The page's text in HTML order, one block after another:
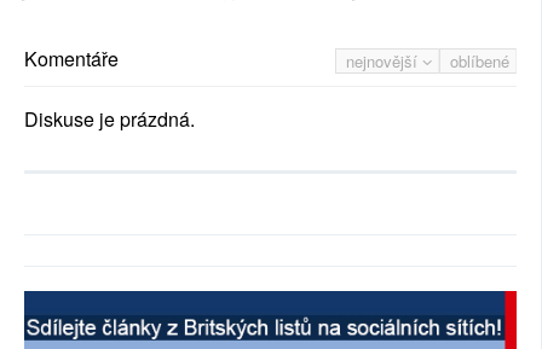
nejnovější oblíbené
Komentáře
Diskuse je prázdná.